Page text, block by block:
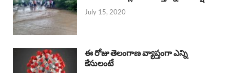
July 15, 2020
ఈ రోజు తెలంగాణ వ్యాప్తంగా ఎన్ని
కేసులంటే